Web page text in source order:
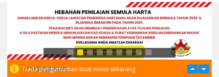
PENGUMUMAN
Tiada pengumuman buat masa sekarang